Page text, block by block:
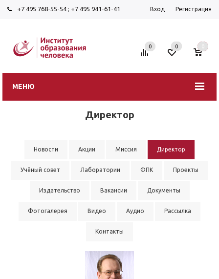
+7 495 768-55-54 ; +7 495 941-61-41 Вход Регистрация
МЕНЮ
0 0 0
Директор
Новости Акции Миссия Директор
Учёный совет Лаборатории ФПК Проекты
Издательство Вакансии Документы
Фотогалерея Видео Аудио Рассылка
Контакты